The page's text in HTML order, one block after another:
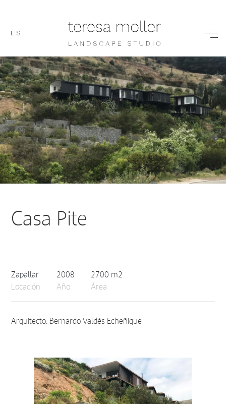
ES
Casa Pite
Zapallar
Locación
2008
Año
2700 m2
Área
Arquitecto: Bernardo Valdés Echeñique